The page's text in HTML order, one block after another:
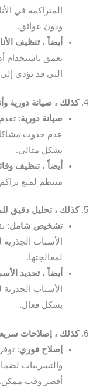
المتراكمة في
ودون عوائق.
أيضاً ، تنظيف
بعمق باستخدام
التي قد تؤدي
4. كذلك ، صيانة دورية
صيانة دورية:
عدم حدوث مشاكل
بشكل مثالي.
أيضاً ، تنظيف
منتظم لمنع
5. كذلك ، تحليل دقيق
تشخيص شامل:
الأسباب
لمعالجتها.
أيضاً ، تحديد
الأسباب
بشكل فعال.
6. كذلك ، إصلاحات
إصلاح فوري:
والتسريبات
أقصر وقت ممكن.